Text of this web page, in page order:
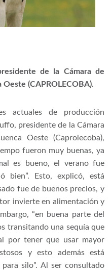
de la Cámara de
(CAPROLECOBA).
actuales de producción
presidente de la Cámara
Oeste (Caprolecoba),
fueron muy buenas, ya
es bueno, el verano fue
bien”. Esto, explicó, está
fue de buenos precios, y
invierte en alimentación y
“en buena parte del
transitando una sequía que
por tener que usar mayor
y esto además está
silo”. Al ser consultado